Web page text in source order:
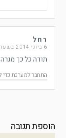
רחל
6 ביוני 2014 בשעה 3:46 pm
תודה כל כך
התחבר למערכת כדי
הוספת תגובה